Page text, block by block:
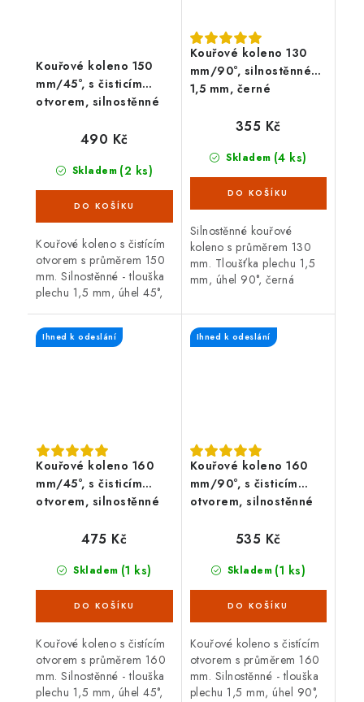
Kouřové koleno 150
mm/45°, s čisticím
otvorem, silnostěnné
Skladem (2 ks)
490 Kč
Kouřové koleno s čistícím
otvorem s průměrem 150
mm. Silnostěnné - tlouška
plechu 1,5 mm, úhel 45°,
určené pro spojení
spalinové cesty mezi
Kouřové koleno 130
mm/90°, silnostěnné
1,5 mm, černé
Skladem (4 ks)
355 Kč
Silnostěnné kouřové
koleno s průměrem 130
mm. Tloušťka plechu 1,5
mm, úhel 90°, černá
pro spojení spalinové cesty
mezi hrdlem kamen a
sopouchem.
Kouřové koleno 160
mm/45°, s čisticím
otvorem, silnostěnné
Ihned k odeslání
Skladem (1 ks)
475 Kč
Kouřové koleno s čistícím
otvorem s průměrem 160
mm. Silnostěnné - tlouška
plechu 1,5 mm, úhel 45°,
Kouřové koleno 160
mm/90°, s čisticím
otvorem, silnostěnné
Ihned k odeslání
Skladem (1 ks)
535 Kč
Kouřové koleno s čistícím
otvorem s průměrem 160
mm. Silnostěnné - tlouška
plechu 1,5 mm, úhel 90°,